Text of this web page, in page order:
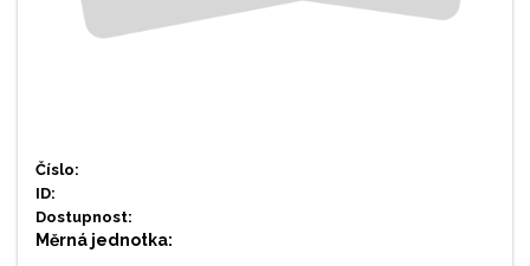
Číslo:
ID:
Dostupnost:
Měrná jednotka: